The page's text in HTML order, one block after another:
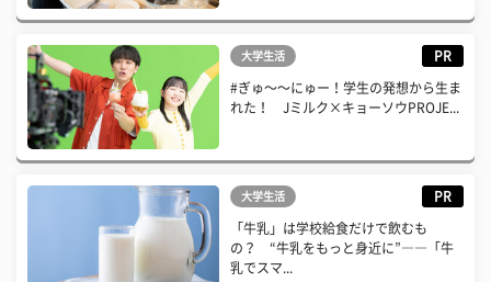
大学生活 PR
#ぎゅ〜〜にゅー！学生の発想から生ま
れた！ Jミルク×キョーソウPROJE...
大学生活 PR
「牛乳」は学校給食だけで飲むも
の？ “牛乳をもっと身近に”――「牛
乳でスマ...